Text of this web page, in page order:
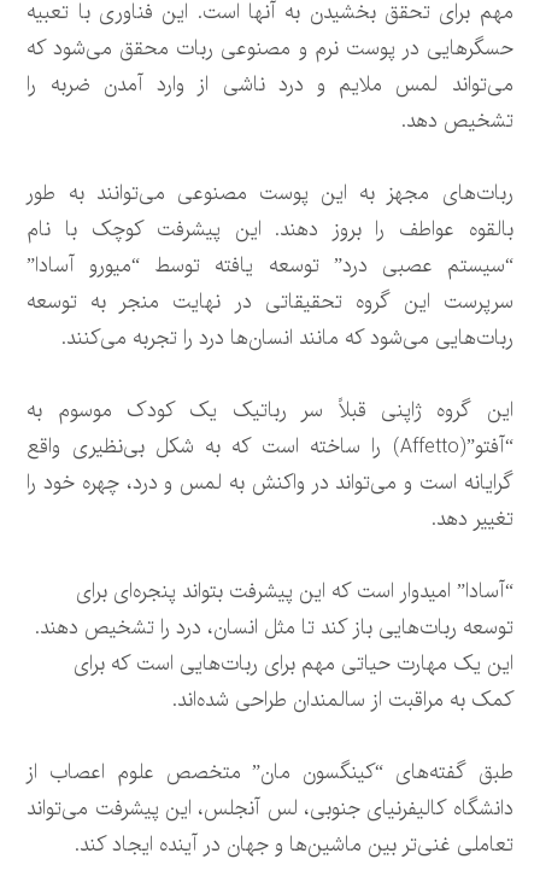
مهم برای تحقق بخشیدن به آنها است. این فناوری با تعبیه
حسگرهایی در پوست نرم و مصنوعی ربات محقق می‌شود که
می‌تواند لمس ملایم و درد ناشی از وارد آمدن ضربه را
تشخیص دهد.
ربات‌های مجهز به این پوست مصنوعی می‌توانند به طور
بالقوه عواطف را بروز دهند. این پیشرفت کوچک با نام
“سیستم عصبی درد” توسعه یافته توسط “میورو آسادا”
سرپرست این گروه تحقیقاتی در نهایت منجر به توسعه
ربات‌هایی می‌شود که مانند انسان‌ها درد را تجربه می‌کنند.
این گروه ژاپنی قبلاً سر رباتیک یک کودک موسوم به
“آفتو”(Affetto) را ساخته است که به شکل بی‌نظیری واقع
گرایانه است و می‌تواند در واکنش به لمس و درد، چهره خود را
تغییر دهد.
“آسادا” امیدوار است که این پیشرفت بتواند پنجره‌ای برای
توسعه ربات‌هایی باز کند تا مثل انسان، درد را تشخیص دهند.
این یک مهارت حیاتی مهم برای ربات‌هایی است که برای
کمک به مراقبت از سالمندان طراحی شده‌اند.
طبق گفته‌های “کینگسون مان” متخصص علوم اعصاب از
دانشگاه کالیفرنیای جنوبی، لس آنجلس، این پیشرفت می‌تواند
تعاملی غنی‌تر بین ماشین‌ها و جهان در آینده ایجاد کند.